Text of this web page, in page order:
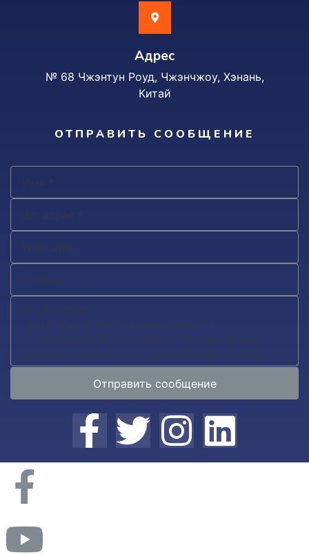
Адрес
№ 68 Чжэнтун Роуд, Чжэнчжоу, Хэнань,
Китай
ОТПРАВИТЬ СООБЩЕНИЕ
Отправить сообщение